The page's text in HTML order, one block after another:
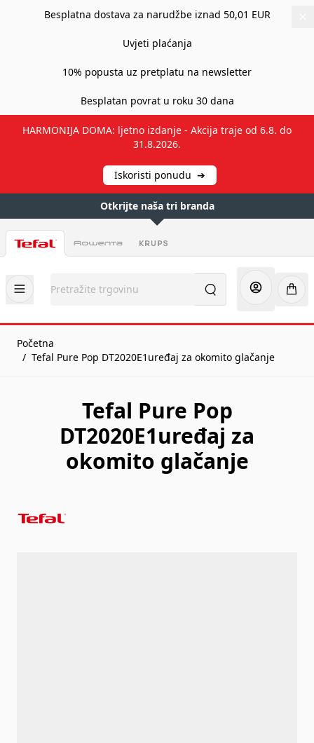
Besplatna dostava za narudžbe iznad 50,01 EUR
Uvjeti plaćanja
10% popusta uz pretplatu na newsletter
Besplatan povrat u roku 30 dana
HARMONIJA DOMA: ljetno izdanje - Akcija traje od 6.8. do
31.8.2026.
Iskoristi ponudu ➔
Otkrijte naša tri branda
Pretražite
Početna
/ Tefal Pure Pop DT2020E1uređaj za okomito glačanje
Tefal Pure Pop
DT2020E1uređaj za
okomito glačanje